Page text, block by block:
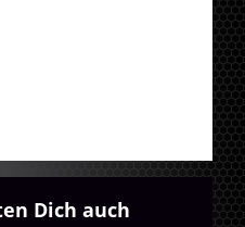
Dich auch